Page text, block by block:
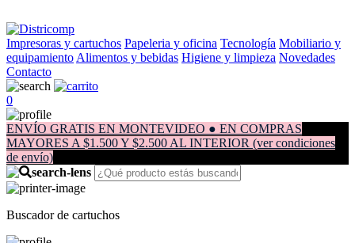
Impresoras y cartuchos Papeleria y oficina Tecnología Mobiliario y
equipamiento Alimentos y bebidas Higiene y limpieza Novedades
Contacto
0
ENVÍO GRATIS EN MONTEVIDEO ● EN COMPRAS
MAYORES A $1.500 Y $2.500 AL INTERIOR (ver condiciones
de envío)
Buscador de cartuchos